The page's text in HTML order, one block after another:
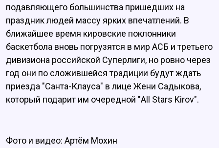
подавляющего большинства пришедших на
праздник людей массу ярких впечатлений. В
ближайшее время кировские поклонники
баскетбола вновь погрузятся в мир АСБ и третьего
дивизиона российской Суперлиги, но ровно через
год они по сложившейся традиции будут ждать
приезда "Санта-Клауса" в лице Жени Садыкова,
который подарит им очередной "All Stars Kirov".
Фото и видео: Артём Мохин